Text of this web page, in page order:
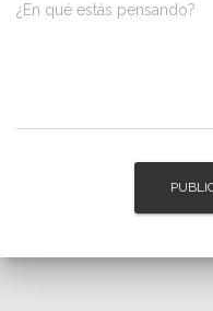
¿En qué estás pensando?